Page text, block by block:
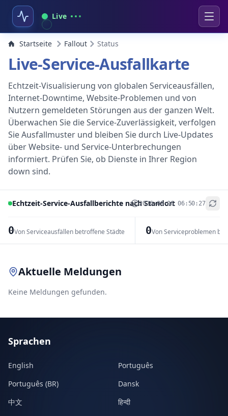
Live
Startseite Fallout Status
Live-Service-Ausfallkarte
Echtzeit-Visualisierung von globalen Serviceausfällen,
Internet-Downtime, Website-Problemen und von
Nutzern gemeldeten Störungen aus der ganzen Welt.
Überwachen Sie die Service-Zuverlässigkeit, verfolgen
Sie Ausfallmuster und bleiben Sie durch Live-Updates
über Website- und Service-Unterbrechungen
informiert. Prüfen Sie, ob Dienste in Ihrer Region
down sind.
Echtzeit-Service-Ausfallberichte nach Standort
2026-08-06 06:50:27
0Von Serviceausfällen betroffene Städte 0Von Serviceproblemen
+
Aktuelle Meldungen
Keine Meldungen gefunden.
Sprachen
English
Português
Português (BR)
Dansk
中文
हिन्दी